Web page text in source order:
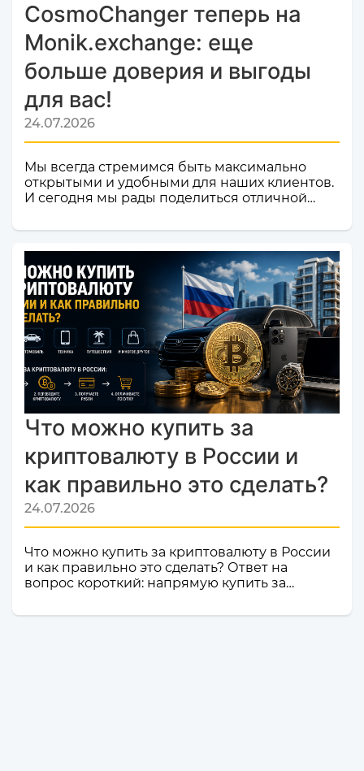
CosmoChanger теперь на
Monik.exchange: еще
больше доверия и выгоды
для вас!
24.07.2026
Мы всегда стремимся быть максимально
открытыми и удобными для наших клиентов.
И сегодня мы рады поделиться отличной
валют и криптовалют CosmoChanger
официально добавлен в листинг
мониторинга обменников
Monik.exchange.Что это значит для вас?
Только плюсы! Мы делаем всё, чтобы каждый
ваш обмен был быстрым, безопасным и
комфортным.Почему это важное событие?
Попадание в список надежных платформ на
Monik.exchange — это знак каче...
Что можно купить за
криптовалюту в России и
как правильно это сделать?
24.07.2026
Что можно купить за криптовалюту в России
и как правильно это сделать? Ответ на
вопрос короткий: напрямую купить за
нельзя. Российское законодательство не